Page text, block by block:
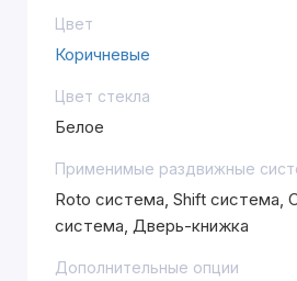
Цвет
Коричневые
Цвет стекла
Белое
Применимые раздвижные
Roto система, Shift система,
система, Дверь-книжка
Дополнительные опции